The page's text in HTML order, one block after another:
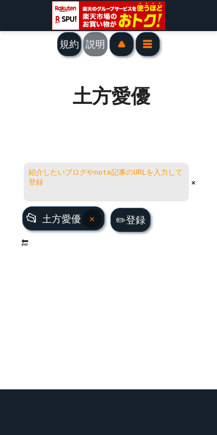
規約 説明
土方愛優
×
📂
土方愛優
× ✏️登録
🔚